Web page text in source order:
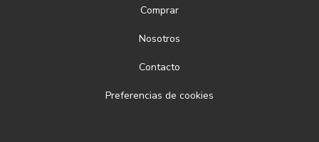
Comprar
Nosotros
Contacto
Preferencias de cookies